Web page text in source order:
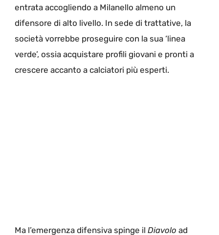
entrata accogliendo a Milanello almeno un
difensore di alto livello. In sede di trattative, la
società vorrebbe proseguire con la sua ‘linea
verde’, ossia acquistare profili giovani e pronti a
crescere accanto a calciatori più esperti.
Ma l’emergenza difensiva spinge il Diavolo ad